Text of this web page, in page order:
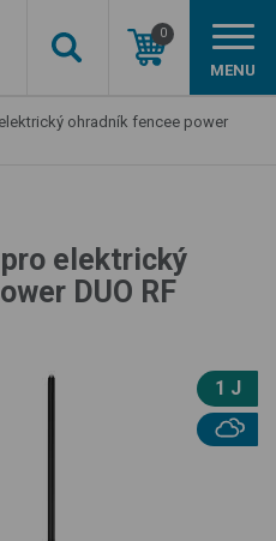
0
MENU
ohradník fencee power
elektrický
DUO RF
1 J